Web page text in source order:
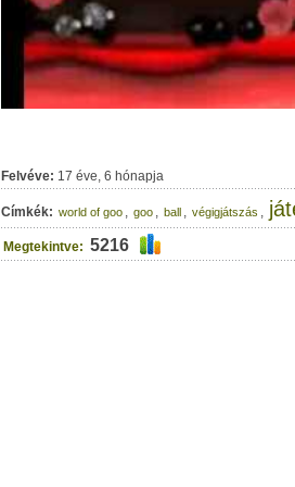
Felvéve: 17 éve, 6 hónapja
Címkék: world of goo , goo , ball , végigjátszás ,
Megtekintve: 5216